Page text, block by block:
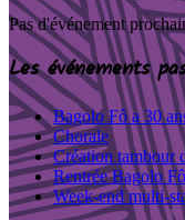
Pas d'événement
Les événements
Bagolo Fô a 30
Chorale
Création tambour
Rentrée Bagolo
Week-end multi-